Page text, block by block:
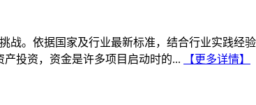
战。依据国家及行业最新标准，结合行业实践经
投资，资金是许多项目启动时的...
【更多详情】